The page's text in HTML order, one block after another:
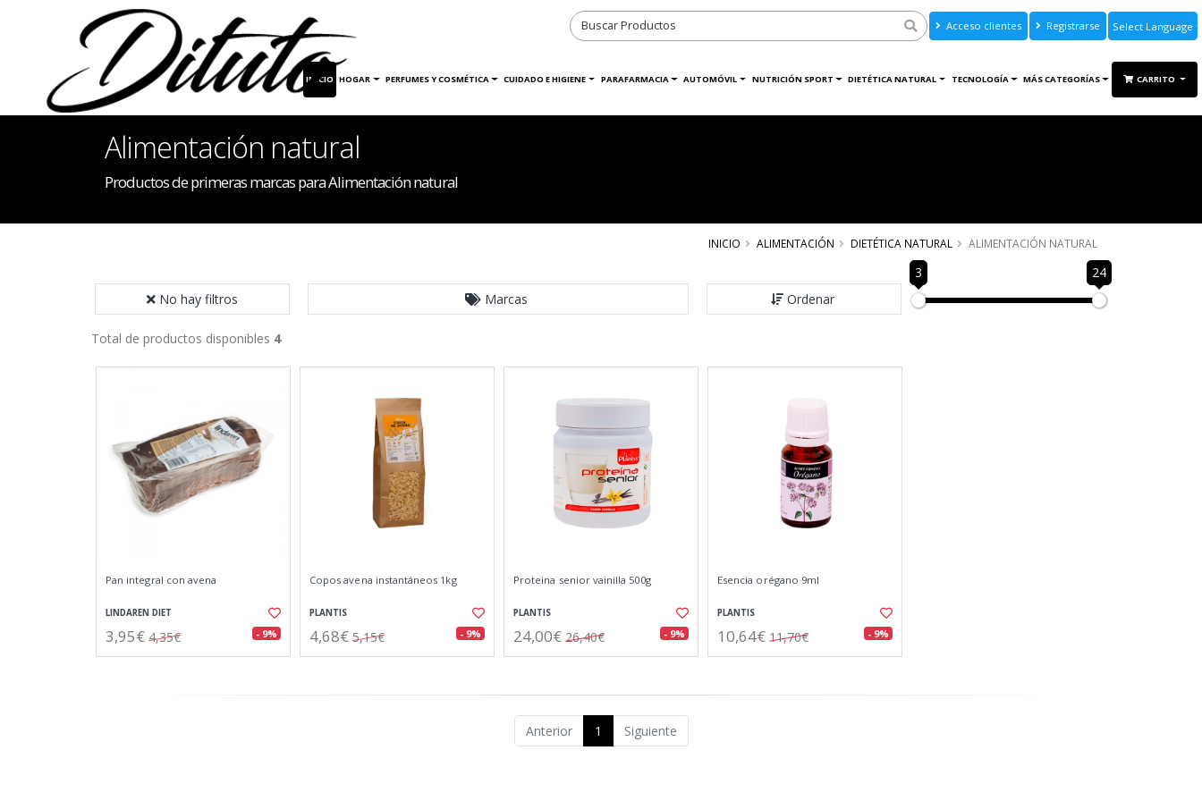
Acceso clientes Registrarse
Translate
INICIO HOGAR PERFUMES Y COSMÉTICA CUIDADO E HIGIENE PARAFARMACIA AUTOMÓVIL NUTRICIÓN SPORT DIETÉTICA NATURAL TECNOLOGÍA MÁS CATEGORÍAS CARRITO
Alimentación natural
Productos de primeras marcas para Alimentación natural
INICIO ALIMENTACIÓN DIETÉTICA NATURAL ALIMENTACIÓN NATURAL
No hay filtros Marcas Ordenar
3 24
Total de productos disponibles 4
Pan integral con avena
LINDAREN DIET
3,95€ 4,35€ - 9%
Copos avena instantáneos 1kg
PLANTIS
4,68€ 5,15€ - 9%
Proteina senior vainilla 500g
PLANTIS
24,00€ 26,40€ - 9%
Esencia orégano 9ml
PLANTIS
10,64€ 11,70€ - 9%
Anterior 1 Siguiente